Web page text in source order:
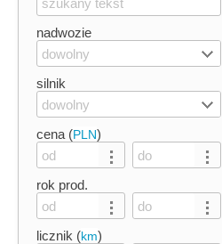
nadwozie
dowolny
silnik
dowolny
cena (PLN)
rok prod.
licznik (km)